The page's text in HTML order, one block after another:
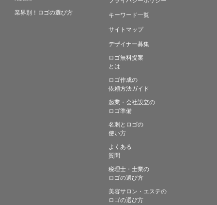
業界別！ロゴの選び方
キーワード一覧
サイトマップ
デザイナー募集
ロゴ無料提案
とは
ロゴ作成の
依頼方法ガイド
起業・会社設立の
ロゴ準備
名刺とロゴの
使い方
よくある
質問
税理士・士業の
ロゴの選び方
美容サロン・エステの
ロゴの選び方